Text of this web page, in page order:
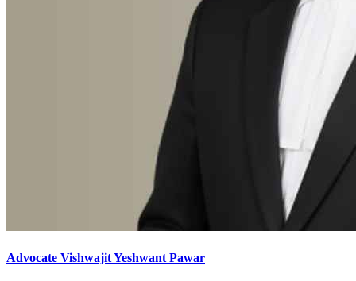
Advocate Vishwajit Yeshwant Pawar